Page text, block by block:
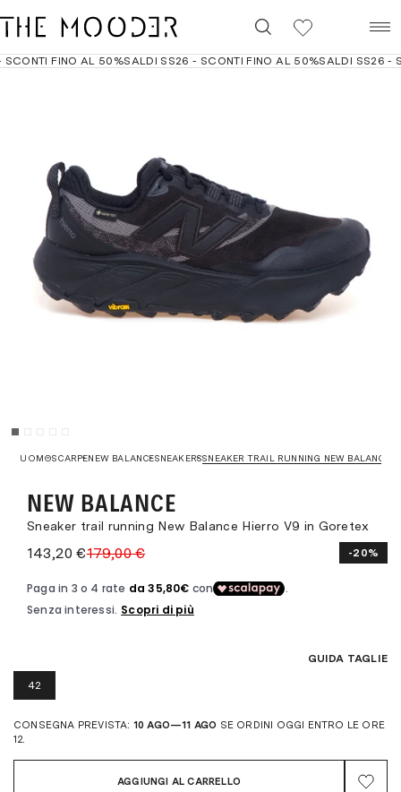
FINO AL 50% SALDI SS26 - SCONTI FINO AL 50%SALDI SS26 -
UOMOSCARPENEW BALANCESNEAKERSSNEAKER TRAIL RUNNING NEW BALANCE
NEW BALANCE
Sneaker trail running New Balance Hierro V9 in Goretex
143,20 €179,00 € -20%
GUIDA TAGLIE
42
CONSEGNA PREVISTA: 10 AGO—11 AGO SE ORDINI OGGI ENTRO LE ORE
12.
AGGIUNGI AL CARRELLO